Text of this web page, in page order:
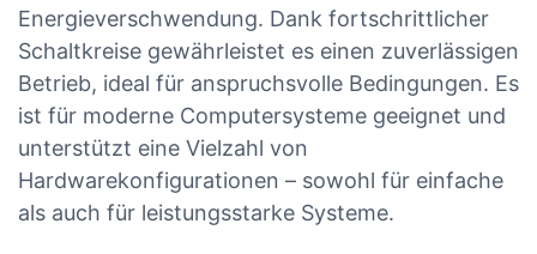
Energieverschwendung. Dank fortschrittlicher
Schaltkreise gewährleistet es einen zuverlässigen
Betrieb, ideal für anspruchsvolle Bedingungen. Es
ist für moderne Computersysteme geeignet und
unterstützt eine Vielzahl von
Hardwarekonfigurationen – sowohl für einfache
als auch für leistungsstarke Systeme.